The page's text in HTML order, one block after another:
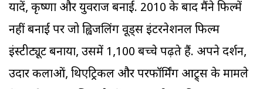
यादें, कृष्णा और युवराज बनाईं. 2010 के बाद मैंने फिल्में
नहीं बनाईं पर जो ह्विजलिंग वूड्स इंटरनेशनल फिल्म
इंस्टीट्यूट बनाया, उसमें 1,100 बच्चे पढ़ते हैं. अपने दर्शन,
उदार कलाओं, थिएट्रिकल और परफॉर्मिंग आट्र्स के मामले